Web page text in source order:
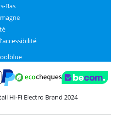
Bas
via ClickToPay
Payer avec PayPal
Hi-Fi Electro Brand 2024